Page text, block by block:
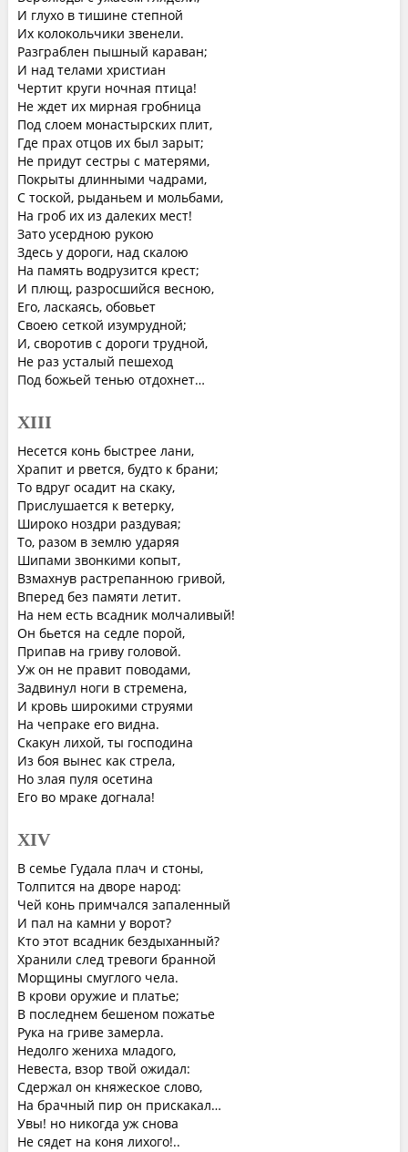
И глухо в тишине степной
Их колокольчики звенели.
Разграблен пышный караван;
И над телами христиан
Чертит круги ночная птица!
Не ждет их мирная гробница
Под слоем монастырских плит,
Где прах отцов их был зарыт;
Не придут сестры с матерями,
Покрыты длинными чадрами,
С тоской, рыданьем и мольбами,
На гроб их из далеких мест!
Зато усердною рукою
Здесь у дороги, над скалою
На память водрузится крест;
И плющ, разросшийся весною,
Его, ласкаясь, обовьет
Своею сеткой изумрудной;
И, своротив с дороги трудной,
Не раз усталый пешеход
Под божьей тенью отдохнет…
XIII
Несется конь быстрее лани,
Храпит и рвется, будто к брани;
То вдруг осадит на скаку,
Прислушается к ветерку,
Широко ноздри раздувая;
То, разом в землю ударяя
Шипами звонкими копыт,
Взмахнув растрепанною гривой,
Вперед без памяти летит.
На нем есть всадник молчаливый!
Он бьется на седле порой,
Припав на гриву головой.
Уж он не правит поводами,
Задвинул ноги в стремена,
И кровь широкими струями
На чепраке его видна.
Скакун лихой, ты господина
Из боя вынес как стрела,
Но злая пуля осетина
Его во мраке догнала!
XIV
В семье Гудала плач и стоны,
Толпится на дворе народ:
Чей конь примчался запаленный
И пал на камни у ворот?
Кто этот всадник бездыханный?
Хранили след тревоги бранной
Морщины смуглого чела.
В крови оружие и платье;
В последнем бешеном пожатье
Рука на гриве замерла.
Недолго жениха младого,
Невеста, взор твой ожидал:
Сдержал он княжеское слово,
На брачный пир он прискакал…
Увы! но никогда уж снова
Не сядет на коня лихого!..